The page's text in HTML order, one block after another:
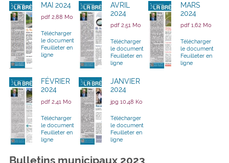
MAI 2024
pdf 2,88 Mo
Télécharger
le document
Feuilleter en
ligne
AVRIL
2024
pdf 2,51 Mo
Télécharger
le document
Feuilleter en
ligne
MARS
2024
pdf 1,62 Mo
Télécharger
le document
Feuilleter en
ligne
FÉVRIER
2024
pdf 2,41 Mo
Télécharger
le document
Feuilleter en
ligne
JANVIER
2024
jpg 10,48 Ko
Télécharger
le document
Feuilleter en
ligne
Bulletins municipaux 2023